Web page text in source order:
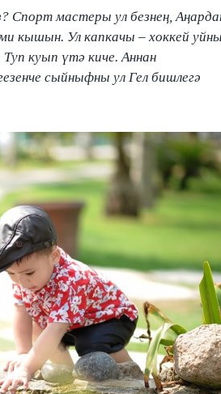
мастеры ул безнең,
кышын. Ул капкачы – хоккей
куып үтә киче. Аннан
сыйныфны ул Гел бишлегә